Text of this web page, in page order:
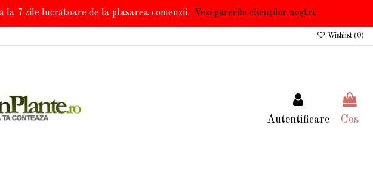
la 7 zile lucrătoare de la plasarea comenzii. Vezi părerile clienților noștri.
Wishlist (0)
Autentificare Cos